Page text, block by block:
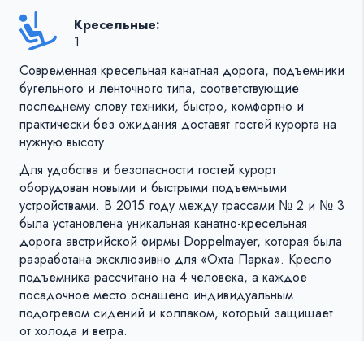
Кресельные:
1
Современная кресельная канатная дорога, подъемники
бугельного и ленточного типа, соответствующие
последнему слову техники, быстро, комфортно и
практически без ожидания доставят гостей курорта на
нужную высоту.
Для удобства и безопасности гостей курорт
оборудован новыми и быстрыми подъемными
устройствами. В 2015 году между трассами № 2 и № 3
была установлена уникальная канатно-кресельная
дорога австрийской фирмы Doppelmayer, которая была
разработана эксклюзивно для «Охта Парка». Кресло
подъемника рассчитано на 4 человека, а каждое
посадочное место оснащено индивидуальным
подогревом сидений и колпаком, который защищает
от холода и ветра.